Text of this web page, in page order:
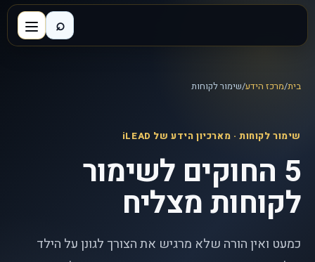
⌕
בית/מרכז הידע/שימור לקוחות
שימור לקוחות · מארכיון הידע של iLEAD
5 החוקים לשימור
לקוחות מצליח
כמעט ואין הורה שלא מרגיש את הצורך לגונן על הילד